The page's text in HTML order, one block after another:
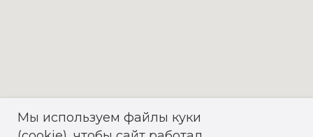
Мы используем файлы куки